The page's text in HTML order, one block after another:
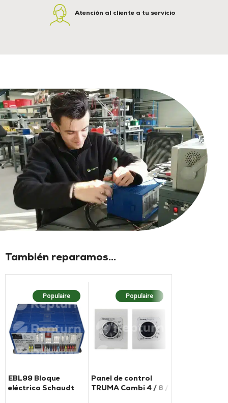
Atención al cliente a tu servicio
También reparamos...
Populaire
EBL99 Bloque
eléctrico Schaudt
Populaire
Panel de control
TRUMA Combi 4 / 6 /
Populaire